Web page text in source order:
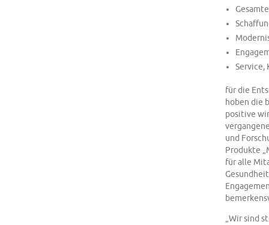
Service,
für die
hoben die
positive
und
Produkte
für alle
„Wir sind